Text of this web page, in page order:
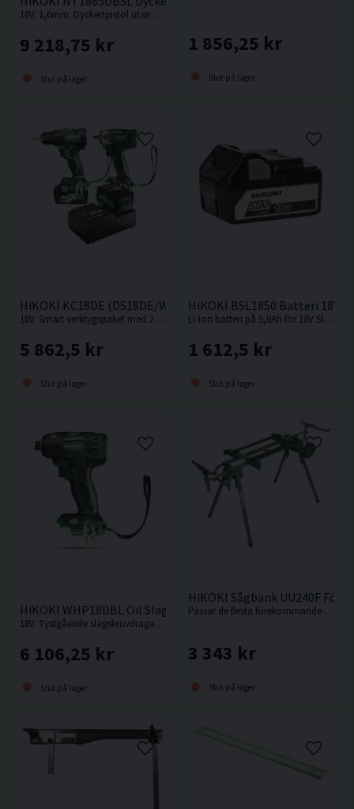
transport
18V. 1,6mm. Dyckertpistol utan behov av kompressor, slang eller gas.
9 218,75 kr
Slut på lager
1 856,25 kr
Slut på lager
HiKOKI KC18DE (DS18DE/WR18DBDL2) Verktygspaket 18V
18V. Smart verktygspaket med 2 st kompakta och kraftfulla 18V batteriverktyg.
5 862,5 kr
Slut på lager
HiKOKI BSL1850 Batteri 18V
Li-Ion batteri på 5,0Ah för 18V Sladdlösa HiKOKI / Hitachi maskiner med Slide batterifäste.
1 612,5 kr
Slut på lager
HiKOKI WHP18DBL Oil Slagskruvdragare 18V
18V. Tystgående slagskruvdragare med oljedämpning, perfekt i bullerkänsliga miljöer.
6 106,25 kr
Slut på lager
HiKOKI Sågbänk UU240F För
Passar de flesta förekommande kap-/gersågar.
3 343 kr
Slut på lager